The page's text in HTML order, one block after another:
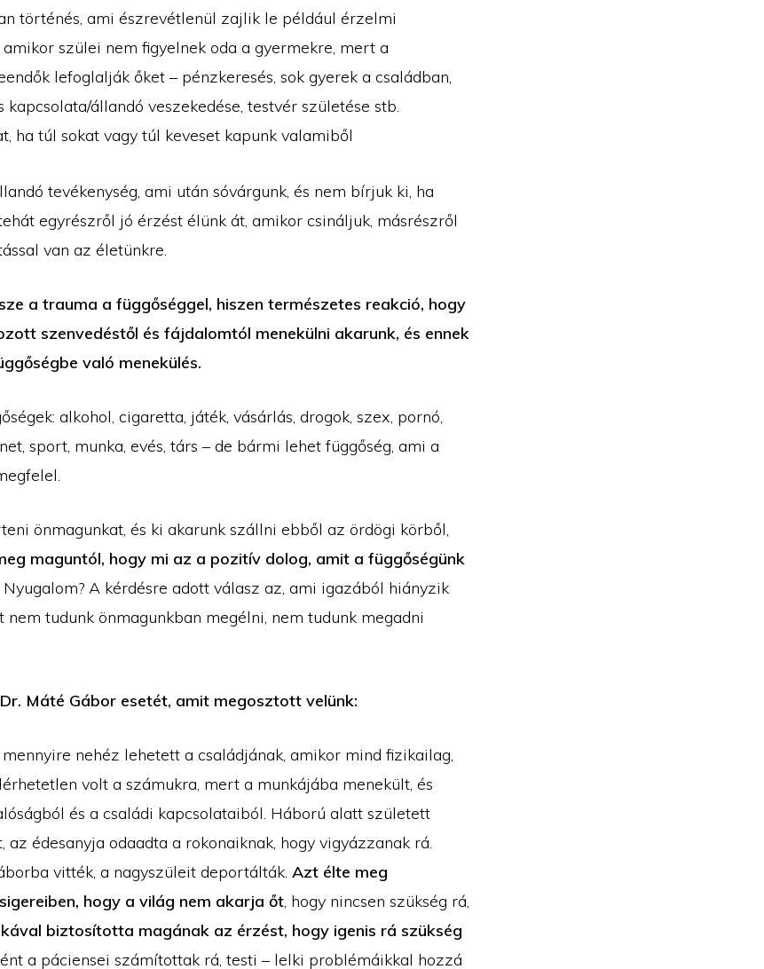
történés, ami észrevétlenül zajlik le például érzelmi
amikor szülei nem figyelnek oda a gyermekre, mert a
lefoglalják őket – pénzkeresés, sok gyerek a családban,
kapcsolata/állandó veszekedése, testvér születése stb.
ha túl sokat vagy túl keveset kapunk valamiből
tevékenység, ami után sóvárgunk, és nem bírjuk ki, ha
egyrészről jó érzést élünk át, amikor csináljuk, másrészről
van az életünkre.
a trauma a függőséggel, hiszen természetes reakció, hogy
szenvedéstől és fájdalomtól menekülni akarunk, és ennek
való menekülés.
alkohol, cigaretta, játék, vásárlás, drogok, szex, pornó,
sport, munka, evés, társ – de bármi lehet függőség, ami a
önmagunkat, és ki akarunk szállni ebből az ördögi körből,
maguntól, hogy mi az a pozitív dolog, amit a függőségünk
Nyugalom? A kérdésre adott válasz az, ami igazából hiányzik
tudunk önmagunkban megélni, nem tudunk megadni
Máté Gábor esetét, amit megosztott velünk:
nehéz lehetett a családjának, amikor mind fizikailag,
volt a számukra, mert a munkájába menekült, és
és a családi kapcsolataiból. Háború alatt született
az édesanyja odaadta a rokonaiknak, hogy vigyázzanak rá.
vitték, a nagyszüleit deportálták. Azt élte meg
hogy a világ nem akarja őt, hogy nincsen szükség rá,
biztosította magának az érzést, hogy igenis rá szükség
a páciensei számítottak rá, testi – lelki problémáikkal hozzá